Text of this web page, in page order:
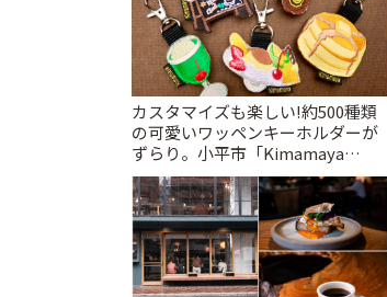
カスタマイズも楽しい!約500種類
の可愛いワッペンキーホルダーが
ずらり。小平市「Kimamaya
T&K」 | ことりっぷ